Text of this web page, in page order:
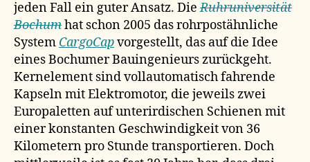
jeden Fall ein guter Ansatz. DieRuhruniversität
Bochumhat schon 2005 das rohrpostähnliche
System CargoCapvorgestellt, das auf die Idee
eines Bochumer Bauingenieurs zurückgeht.
Kernelement sind vollautomatisch fahrende
Kapseln mit Elektromotor, die jeweils zwei
Europaletten auf unterirdischen Schienen mit
einer konstanten Geschwindigkeit von 36
Kilometern pro Stunde transportieren. Doch